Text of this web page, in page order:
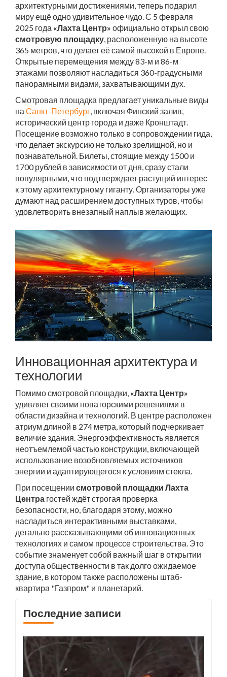
архитектурными достижениями, теперь подарил
миру ещё одно удивительное чудо. С 5 февраля
2025 года «Лахта Центр» официально открыл свою
смотровую площадку, расположенную на высоте
365 метров, что делает её самой высокой в Европе.
Открытые перемещения между 83-м и 86-м
этажами позволяют насладиться 360-градусными
панорамными видами, захватывающими дух.
Смотровая площадка предлагает уникальные виды
на Санкт-Петербург, включая Финский залив,
исторический центр города и даже Кронштадт.
Посещение возможно только в сопровождении гида,
что делает экскурсию не только зрелищной, но и
познавательной. Билеты, стоящие между 1500 и
1700 рублей в зависимости от дня, сразу стали
популярными, что подтверждает растущий интерес
к этому архитектурному гиганту. Организаторы уже
думают над расширением доступных туров, чтобы
удовлетворить внезапный наплыв желающих.
Инновационная архитектура и
технологии
Помимо смотровой площадки, «Лахта Центр»
удивляет своими новаторскими решениями в
области дизайна и технологий. В центре расположен
атриум длиной в 274 метра, который подчеркивает
величие здания. Энергоэффективность является
неотъемлемой частью конструкции, включающей
использование возобновляемых источников
энергии и адаптирующегося к условиям стекла.
При посещении смотровой площадки Лахта
Центра гостей ждёт строгая проверка
безопасности, но, благодаря этому, можно
насладиться интерактивными выставками,
детально рассказывающими об инновационных
технологиях и самом процессе строительства. Это
событие знаменует собой важный шаг в открытии
доступа общественности в так долго ожидаемое
здание, в котором также расположены штаб-
квартира "Газпром" и планетарий.
Последние записи